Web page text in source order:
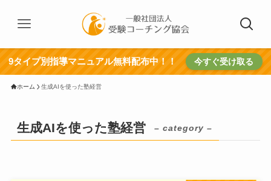
9タイプ別指導マニュアル無料配布中！！ 今すぐ受け取る
ホーム 生成AIを使った塾経営
生成AIを使った塾経営 – category –